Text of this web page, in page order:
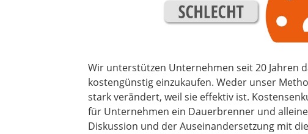
Wir unterstützen Unternehmen seit 20 Jahren
kostengünstig einzukaufen. Weder unser
stark verändert, weil sie effektiv ist.
für Unternehmen ein Dauerbrenner und
Diskussion und der Auseinandersetzung mit